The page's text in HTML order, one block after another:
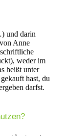
und darin
Anne
weder im
heißt unter
hast, du
darfst.